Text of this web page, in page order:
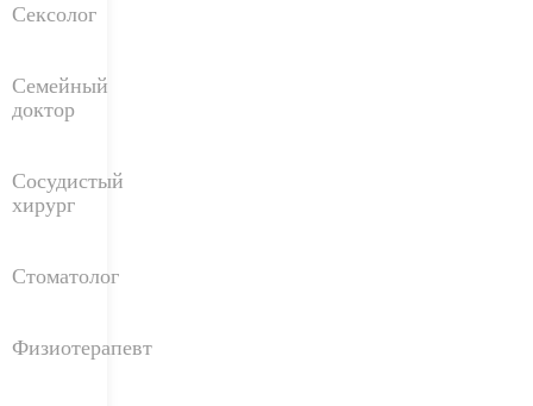
Сексолог
Семейный
доктор
Сосудистый
хирург
Стоматолог
Физиотерапевт